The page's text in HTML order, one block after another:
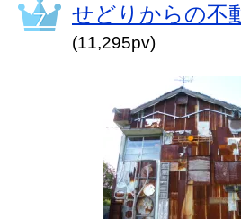
せどりからの不
(11,295pv)